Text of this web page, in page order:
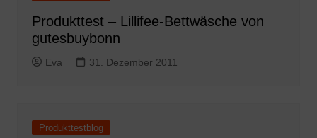
Produkttest – Lillifee-Bettwäsche von
gutesbuybonn
Eva 31. Dezember 2011
Produkttestblog